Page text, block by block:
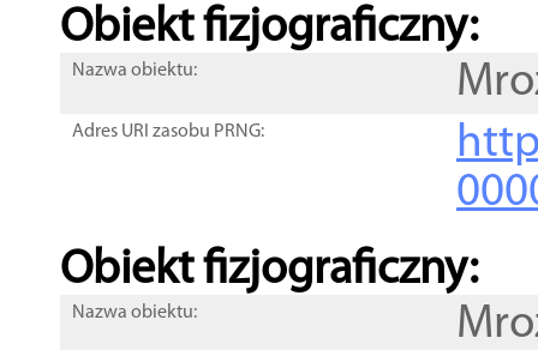
Obiekt fizjograficzny:
Nazwa obiektu:
Adres URI zasobu PRNG:
Obiekt fizjograficzny:
Nazwa obiektu: